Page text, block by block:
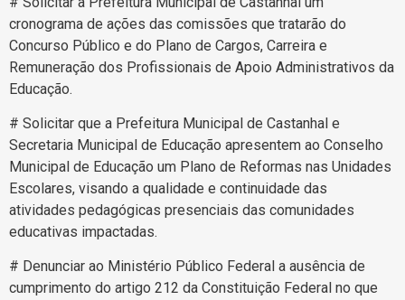
cronograma de ações das comissões que tratarão do
Concurso Público e do Plano de Cargos, Carreira e
Remuneração dos Profissionais de Apoio Administrativos da
Educação.
# Solicitar que a Prefeitura Municipal de Castanhal e
Secretaria Municipal de Educação apresentem ao Conselho
Municipal de Educação um Plano de Reformas nas Unidades
Escolares, visando a qualidade e continuidade das
atividades pedagógicas presenciais das comunidades
educativas impactadas.
# Denunciar ao Ministério Público Federal a ausência de
cumprimento do artigo 212 da Constituição Federal no que